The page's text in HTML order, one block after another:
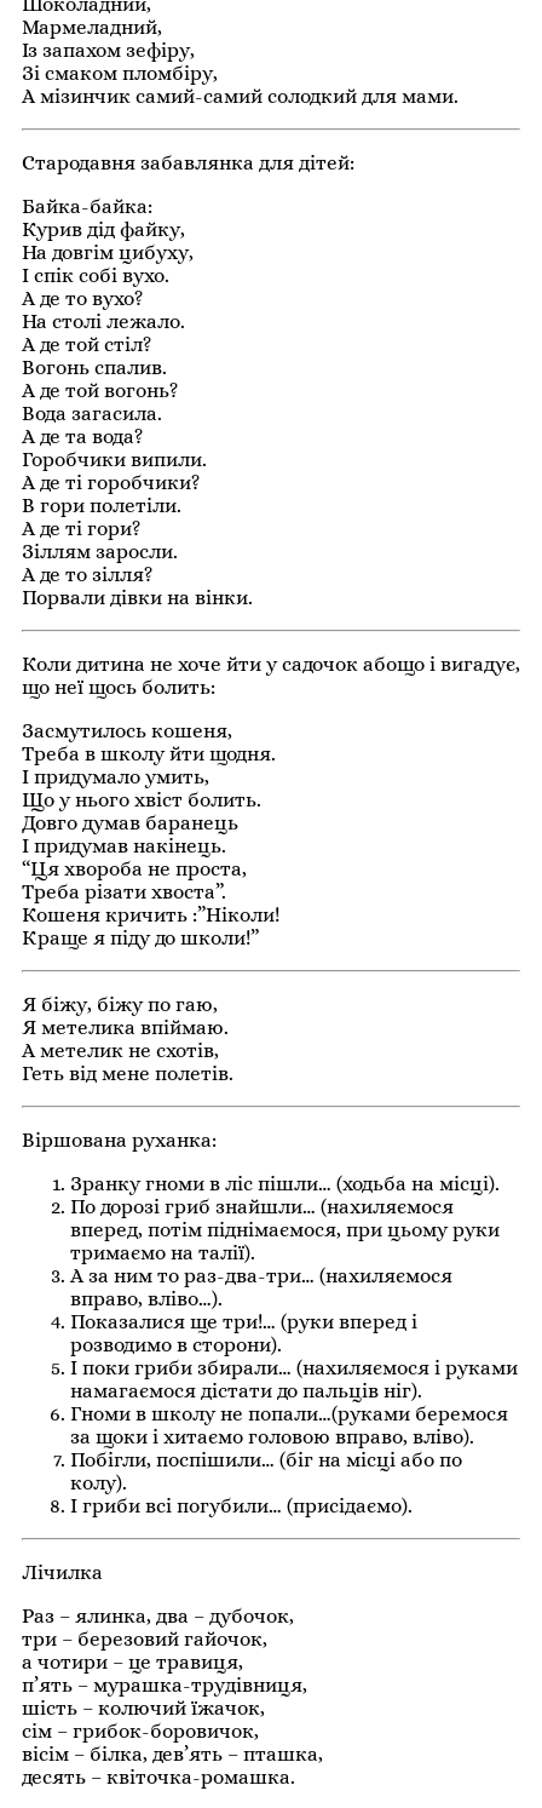
Шоколадний,
Мармеладний,
Із запахом зефіру,
Зі смаком пломбіру,
А мізинчик самий-самий солодкий для мами.
Стародавня забавлянка для дітей:
Байка-байка:
Курив дід файку,
На довгім цибуху,
І спік собі вухо.
А де то вухо?
На столі лежало.
А де той стіл?
Вогонь спалив.
А де той вогонь?
Вода загасила.
А де та вода?
Горобчики випили.
А де ті горобчики?
В гори полетіли.
А де ті гори?
Зіллям заросли.
А де то зілля?
Порвали дівки на вінки.
Коли дитина не хоче йти у садочок абощо і вигадує,
що неї щось болить:
Засмутилось кошеня,
Треба в школу йти щодня.
І придумало умить,
Що у нього хвіст болить.
Довго думав баранець
І придумав накінець.
“Ця хвороба не проста,
Треба різати хвоста”.
Кошеня кричить :”Ніколи!
Краще я піду до школи!”
Я біжу, біжу по гаю,
Я метелика впіймаю.
А метелик не схотів,
Геть від мене полетів.
Віршована руханка:
Зранку гноми в ліс пішли… (ходьба на місці).
По дорозі гриб знайшли… (нахиляємося
вперед, потім піднімаємося, при цьому руки
тримаємо на талії).
А за ним то раз-два-три… (нахиляємося
вправо, вліво…).
Показалися ще три!… (руки вперед і
розводимо в сторони).
І поки гриби збирали… (нахиляємося і руками
намагаємося дістати до пальців ніг).
Гноми в школу не попали…(руками беремося
за щоки і хитаємо головою вправо, вліво).
Побігли, поспішили… (біг на місці або по
колу).
І гриби всі погубили… (присідаємо).
Лічилка
Раз – ялинка, два – дубочок,
три – березовий гайочок,
а чотири – це травиця,
п’ять – мурашка-трудівниця,
шість – колючий їжачок,
сім – грибок-боровичок,
вісім – білка, дев’ять – пташка,
десять – квіточка-ромашка.